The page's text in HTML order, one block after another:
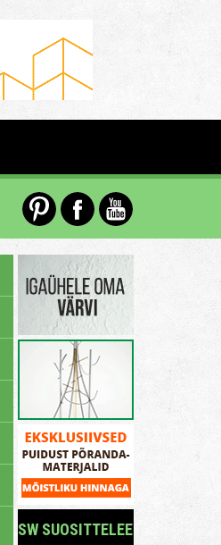
SW SUOSITTELEE